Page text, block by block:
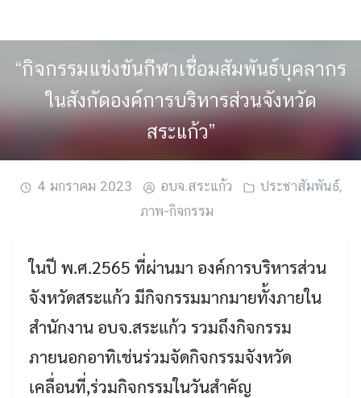
“กิจกรรมแข่งขันกีฬาเชื่อมสัมพันธ์บุคลากร
ในสังกัดองค์การบริหารส่วนจังหวัด
สระแก้ว”
4 มกราคม 2023 อบจ.สระแก้ว ประชาสัมพันธ์,
ภาพ-กิจกรรม
ในปี พ.ศ.2565 ที่ผ่านมา องค์การบริหารส่วน
จังหวัดสระแก้ว มีกิจกรรมมากมายทั้งภายใน
สำนักงาน อบจ.สระแก้ว รวมถึงกิจกรรม
ภายนอกอาทิเช่นร่วมจัดกิจกรรมจังหวัด
เคลื่อนที่,ร่วมกิจกรรมในวันสำคัญ